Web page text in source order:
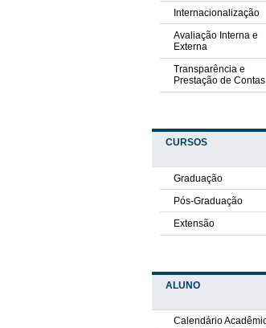
Internacionalização
Avaliação Interna e
Externa
Transparência e
Prestação de Contas
CURSOS
Graduação
Pós-Graduação
Extensão
ALUNO
Calendário